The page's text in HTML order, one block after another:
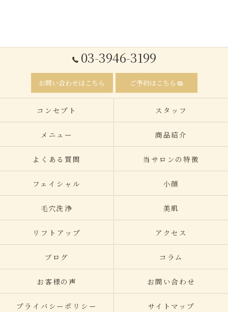
03-3946-3199
お問い合わせはこちら ご予約はこちら
コンセプト スタッフ
メニュー 商品紹介
よくある質問 当サロンの特徴
フェイシャル 小顔
毛穴洗浄 美肌
リフトアップ アクセス
ブログ コラム
お客様の声 お問い合わせ
プライバシーポリシー サイトマップ